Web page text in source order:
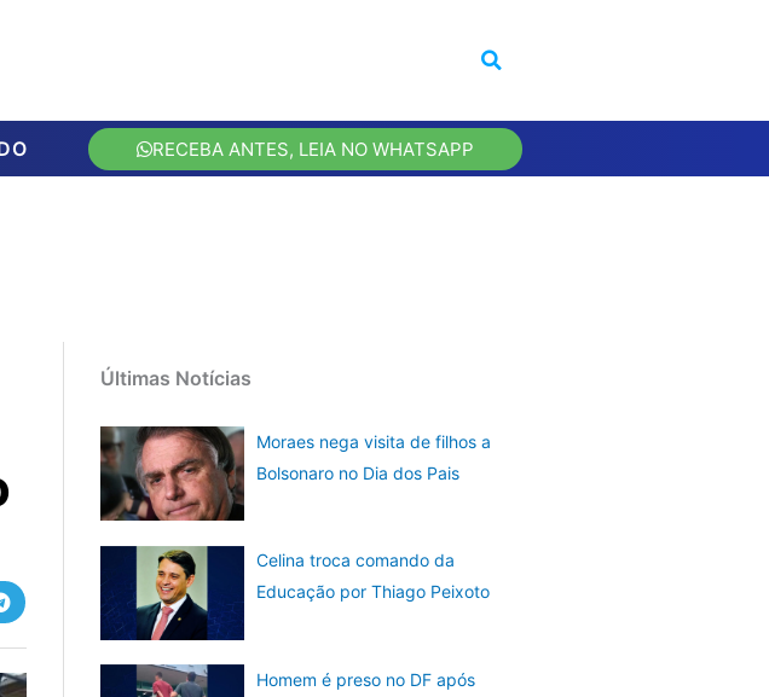
RECEBA ANTES, LEIA NO WHATSAPP
Últimas Notícias
Moraes nega visita de filhos a
Bolsonaro no Dia dos Pais
Celina troca comando da
Educação por Thiago Peixoto
Homem é preso no DF após